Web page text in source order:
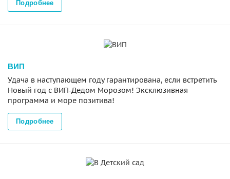
Подробнее
ВИП
Удача в наступающем году гарантирована, если встретить
Новый год с ВИП-Дедом Морозом! Эксклюзивная
программа и море позитива!
Подробнее